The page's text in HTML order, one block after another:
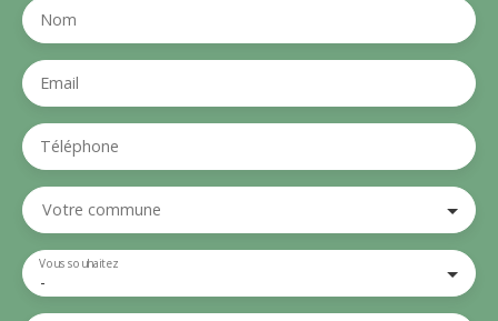
Nom
Email
Téléphone
Votre commune
-
Vous souhaitez